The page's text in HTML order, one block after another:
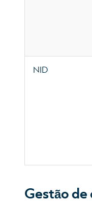
NID
Gestão